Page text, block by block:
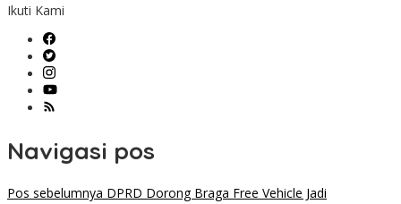
Ikuti Kami
Navigasi pos
Pos sebelumnya DPRD Dorong Braga Free Vehicle Jadi